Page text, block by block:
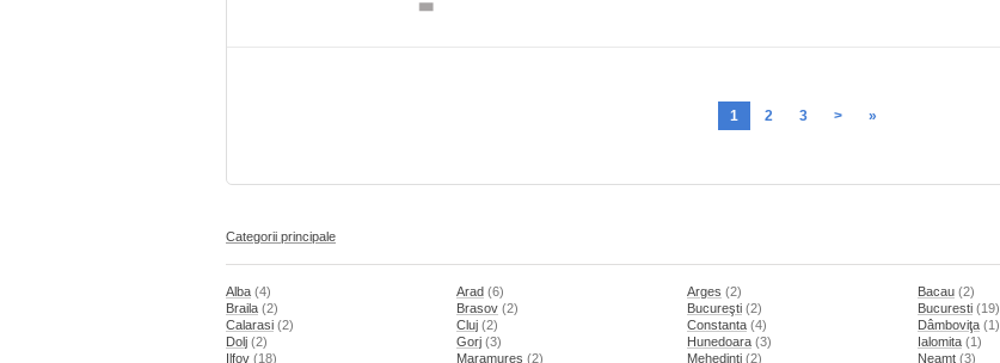
1 2 3 > »
Categorii principale
Alba (4) Arad (6) Arges (2) Bacau (2)
Braila (2) Brasov (2) Bucureşti (2) Bucuresti (19)
Calarasi (2) Cluj (2) Constanta (4) Dâmboviţa (1)
Dolj (2) Gorj (3) Hunedoara (3) Ialomita (1)
Ilfov (18) Maramures (2) Mehedinti (2) Neamt (3)